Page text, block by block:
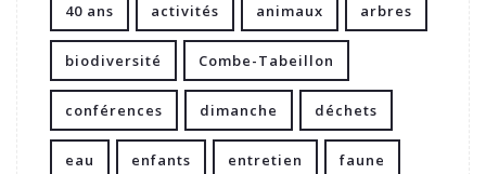
40 ans activités animaux arbres
biodiversité Combe-Tabeillon
conférences dimanche déchets
eau enfants entretien faune